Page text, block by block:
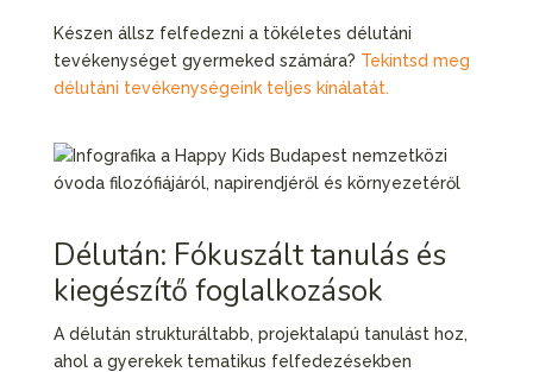
Készen állsz felfedezni a tökéletes délutáni
tevékenységet gyermeked számára? Tekintsd meg
délutáni tevékenységeink teljes kínálatát.
Délután: Fókuszált tanulás és
kiegészítő foglalkozások
A délután strukturáltabb, projektalapú tanulást hoz,
ahol a gyerekek tematikus felfedezésekben